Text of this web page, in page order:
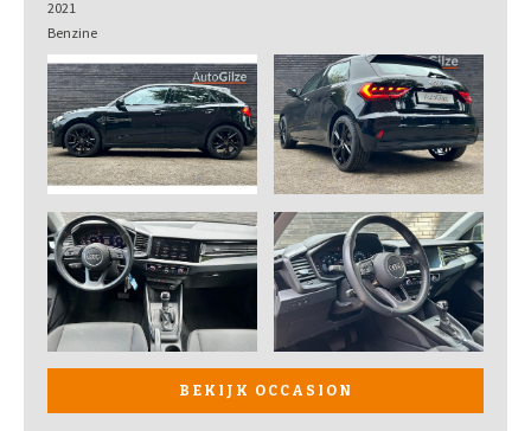
2021
Benzine
BEKIJK OCCASION